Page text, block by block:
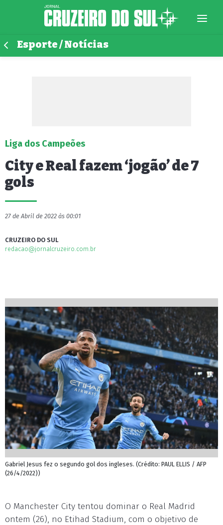
Esporte / Notícias
Liga dos Campeões
City e Real fazem ‘jogão’ de 7
gols
27 de Abril de 2022 às 00:01
CRUZEIRO DO SUL
redacao@jornalcruzeiro.com.br
Gabriel Jesus fez o segundo gol dos ingleses. (Crédito: PAUL ELLIS / AFP
(26/4/2022))
O Manchester City tentou dominar o Real Madrid
ontem (26), no Etihad Stadium, com o objetivo de